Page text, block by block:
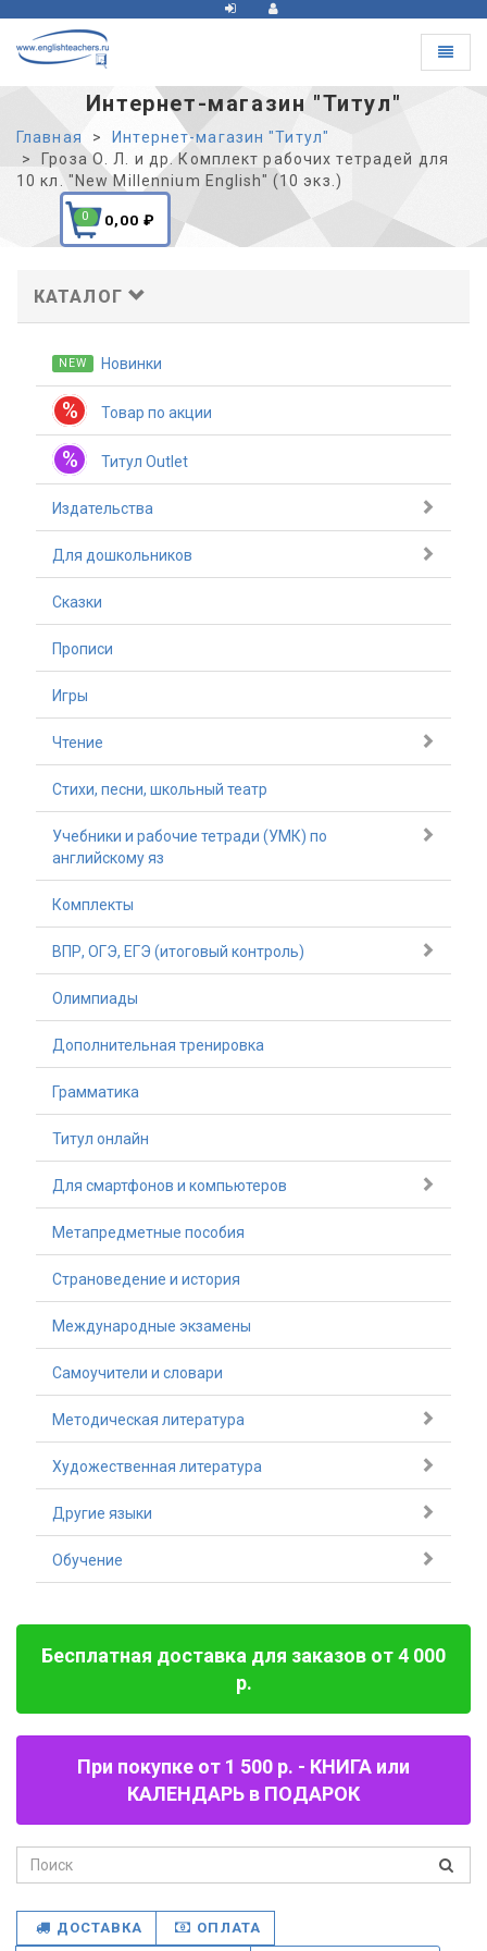
Toggle
Интернет-магазин "Титул"
Главная
Интернет-магазин "Титул"
Гроза О. Л. и др. Комплект рабочих тетрадей для
10 кл. "New Millennium English" (10 экз.)
0 0,00 ₽
КАТАЛОГ
NEW Новинки
% Товар по акции
% Титул Outlet
Издательства
Для дошкольников
Сказки
Прописи
Игры
Чтение
Стихи, песни, школьный театр
Учебники и рабочие тетради (УМК) по
английскому яз
Комплекты
ВПР, ОГЭ, ЕГЭ (итоговый контроль)
Олимпиады
Дополнительная тренировка
Грамматика
Титул онлайн
Для смартфонов и компьютеров
Метапредметные пособия
Страноведение и история
Международные экзамены
Самоучители и словари
Методическая литература
Художественная литература
Другие языки
Обучение
Бесплатная доставка для заказов от 4 000
р.
При покупке от 1 500 р. - КНИГА или
КАЛЕНДАРЬ в ПОДАРОК
ДОСТАВКА ОПЛАТА